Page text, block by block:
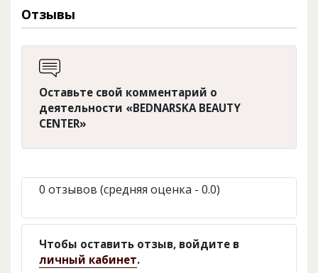
Отзывы
Оставьте свой комментарий о
деятельности «BEDNARSKA BEAUTY
CENTER»
0 отзывов (средняя оценка - 0.0)
Чтобы оставить отзыв, войдите в
личный кабинет.